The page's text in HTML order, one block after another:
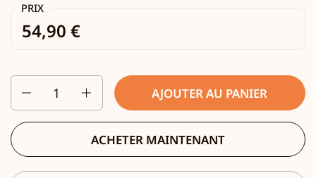
PRIX
54,90 €
AJOUTER AU PANIER
ACHETER MAINTENANT